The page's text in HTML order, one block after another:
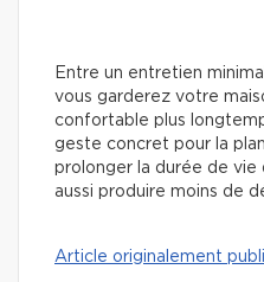
Entre un entretien
vous garderez votre
confortable plus
geste concret pour la
prolonger la durée de vie
aussi produire moins de
Article originalement